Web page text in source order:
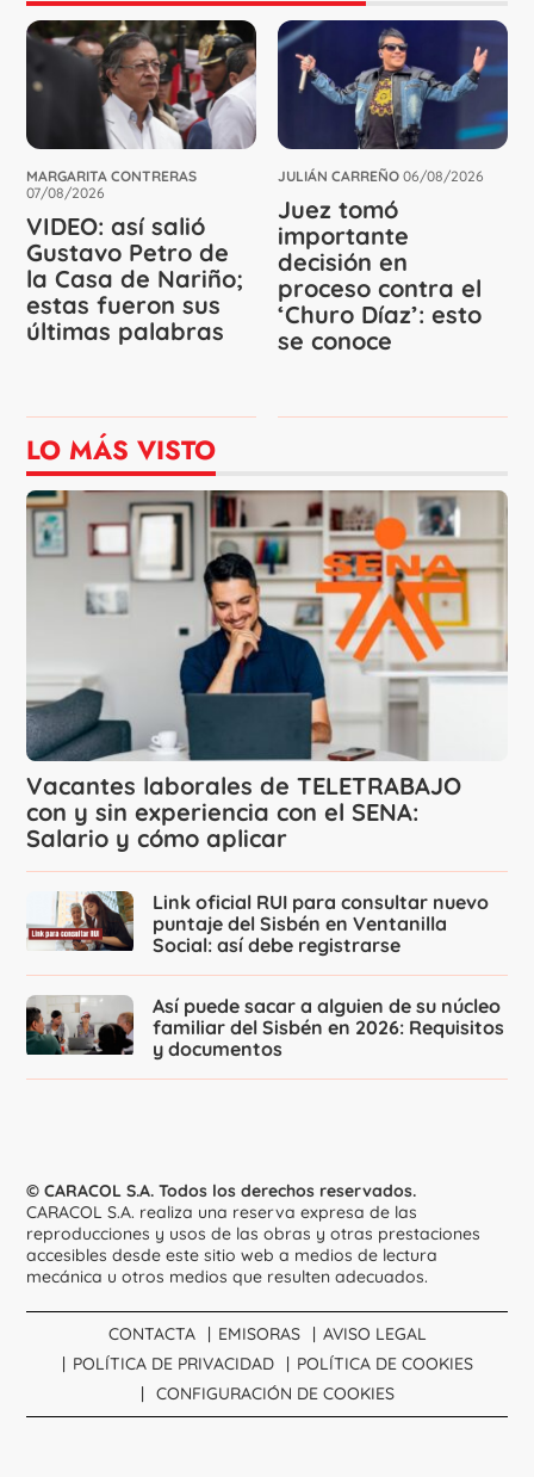
MARGARITA CONTRERAS
07/08/2026
VIDEO: así salió
Gustavo Petro de
la Casa de Nariño;
estas fueron sus
últimas palabras
JULIÁN CARREÑO 06/08/2026
Juez tomó
importante
decisión en
proceso contra el
‘Churo Díaz’: esto
se conoce
LO MÁS VISTO
Vacantes laborales de TELETRABAJO
con y sin experiencia con el SENA:
Salario y cómo aplicar
Link oficial RUI para consultar nuevo
puntaje del Sisbén en Ventanilla
Social: así debe registrarse
Así puede sacar a alguien de su núcleo
familiar del Sisbén en 2026: Requisitos
y documentos
© CARACOL S.A. Todos los derechos reservados.
CARACOL S.A. realiza una reserva expresa de las
reproducciones y usos de las obras y otras prestaciones
accesibles desde este sitio web a medios de lectura
mecánica u otros medios que resulten adecuados.
CONTACTA EMISORAS
AVISO LEGAL
POLÍTICA DE PRIVACIDAD
POLÍTICA DE COOKIES
CONFIGURACIÓN DE COOKIES